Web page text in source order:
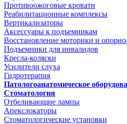
Противоожоговые кровати
Реабилитационные комплексы
Вертикализаторы
Аксессуары к подъемникам
Восстановление моторики и
Подъемники для инвалидов
Кресла-коляски
Усилители слуха
Гидротерапия
Патологоанатомическое
Стоматология
Отбеливающие лампы
Апекслокаторы
Стоматологические установки